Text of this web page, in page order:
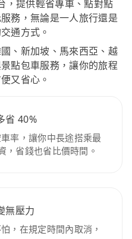
提供輕省專車、點對點
務，無論是一人旅行還是
通方式。
、新加坡、馬來西亞、越
點包車服務，讓你的旅程
又省心。
省 40%
率，讓你中長途搭乘最
，省錢也省比價時間。
無壓力
，在規定時間內取消，